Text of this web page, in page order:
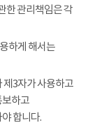
한 관리책임은 각
하게 해서는
제3자가 사용하고
보하고
합니다.